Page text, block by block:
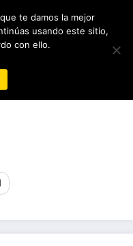
3:00:06 PM
te damos la mejor
usando este sitio,
con ello.